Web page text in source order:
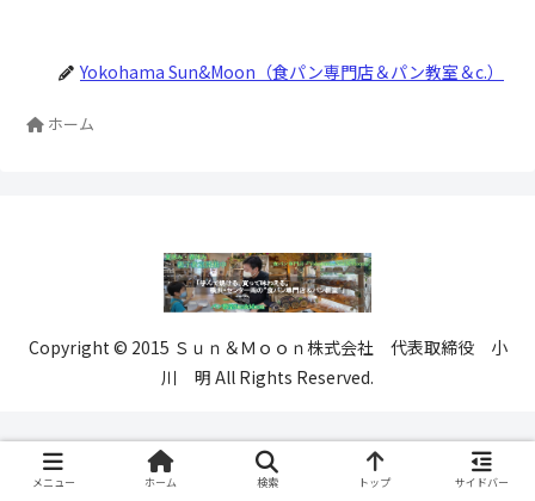
Yokohama Sun&Moon（食パン専門店＆パン教室＆c.）
ホーム
Copyright © 2015 Ｓｕｎ＆Ｍｏｏｎ株式会社 代表取締役 小
川 明 All Rights Reserved.
メニュー ホーム 検索 トップ サイドバー